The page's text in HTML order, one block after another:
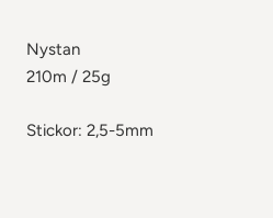
Nystan
210m / 25g
Stickor: 2,5-5mm